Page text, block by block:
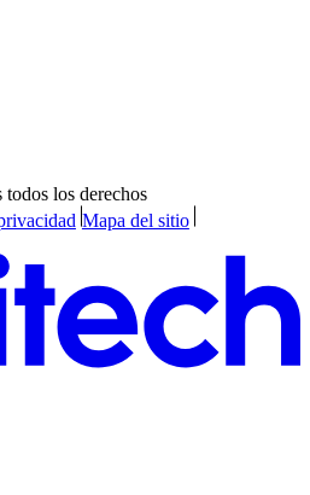
los derechos
Mapa del sitio